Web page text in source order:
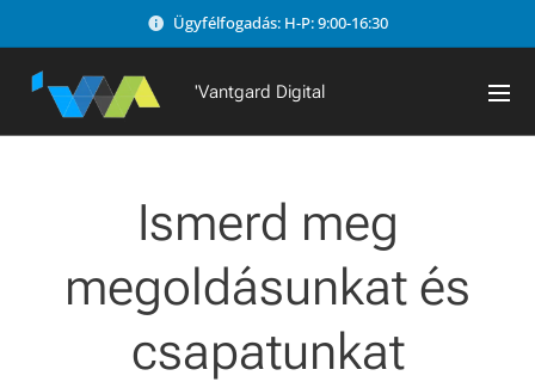
Ügyfélfogadás: H-P: 9:00-16:30
'Vantgard Digital
Ismerd meg
megoldásunkat és
csapatunkat